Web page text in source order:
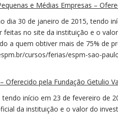
e Médias Empresas –
dia 30 de janeiro de 2015, tendo
no site da instituição e o
a quem obtiver mais de 75% de
cursos/ferias/espm-sao-
Oferecido pela Fundação Getulio
início em 23 de fevereiro de
da instituição e o valor do